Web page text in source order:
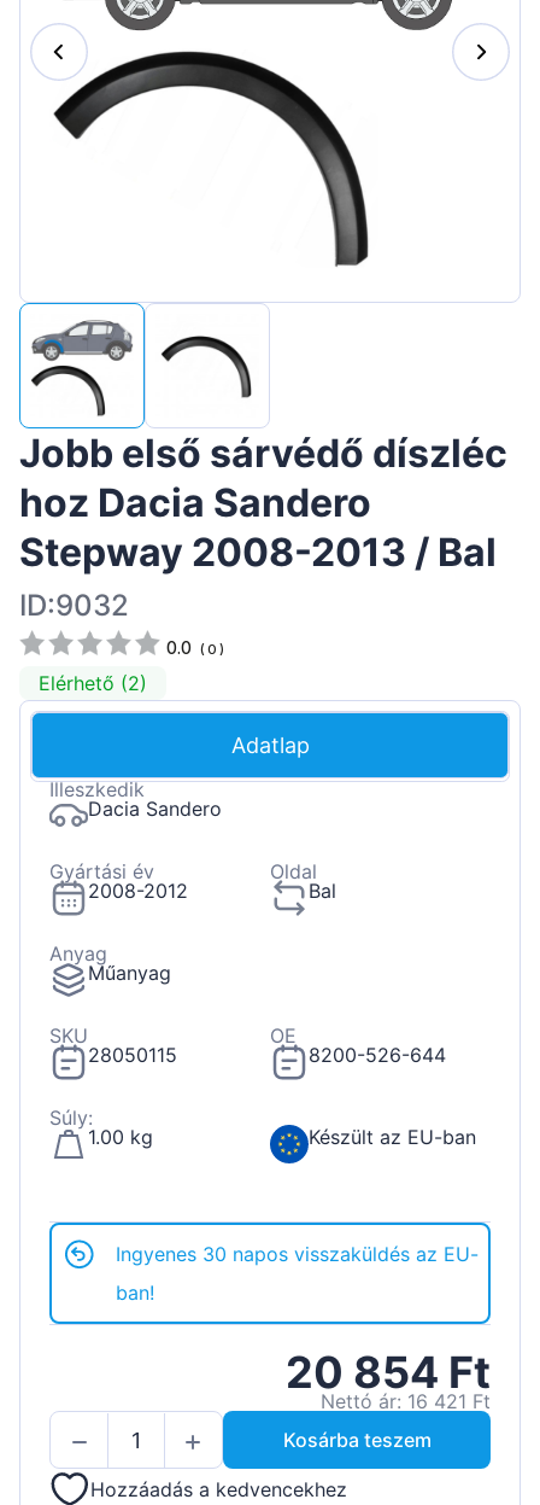
Suomen
Hrvatski
Português
Slovenian
Jobb első sárvédő díszléc
hoz Dacia Sandero
Stepway 2008-2013 / Bal
ID:9032
0.0 (0 )
Elérhető (2)
Adatlap
Illeszkedik
Dacia Sandero
Gyártási év
2008-2012
Oldal
Bal
Anyag
Műanyag
SKU
28050115
OE
8200-526-644
Súly:
1.00 kg
Készült az EU-ban
Ingyenes 30 napos visszaküldés az EU-
ban!
20 854 Ft
Nettó ár: 16 421 Ft
Kosárba teszem
Hozzáadás a kedvencekhez